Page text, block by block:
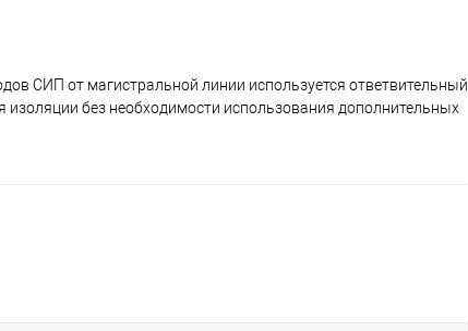
СИП от магистральной линии используется ответвительный
без необходимости использования дополнительных